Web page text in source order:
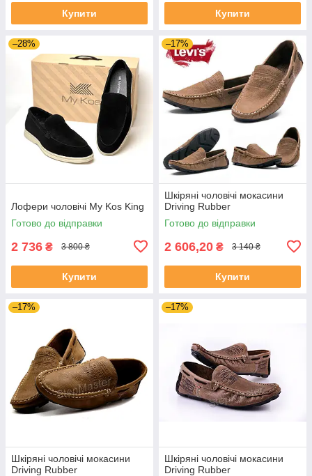
Купити Купити
–28%
Лофери чоловічі My Kos King
Готово до відправки
2 736 ₴ 3 800 ₴
Купити
–17%
Шкіряні чоловічі мокасини
Driving Rubber
Готово до відправки
2 606,20 ₴ 3 140 ₴
Купити
–17%
Шкіряні чоловічі мокасини
Driving Rubber
–17%
Шкіряні чоловічі мокасини
Driving Rubber